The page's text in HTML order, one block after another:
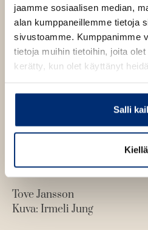
jaamme sosiaalisen median,
alan kumppaneillemme tietoja
sivustoamme. Kumppanimme
tietoja muihin tietoihin, joita
kerätty, kun olet käyttänyt
Salli
Kiellä
Tove Jansson
Kuva: Irmeli Jung